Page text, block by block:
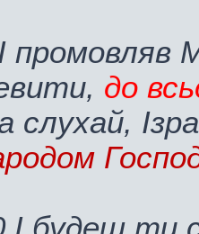
промовляв
до
слухай,